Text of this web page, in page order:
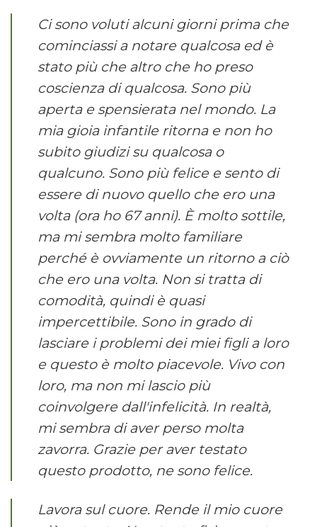
Ci sono voluti alcuni giorni prima che
cominciassi a notare qualcosa ed è
stato più che altro che ho preso
coscienza di qualcosa. Sono più
aperta e spensierata nel mondo. La
mia gioia infantile ritorna e non ho
subito giudizi su qualcosa o
qualcuno. Sono più felice e sento di
essere di nuovo quello che ero una
volta (ora ho 67 anni). È molto sottile,
ma mi sembra molto familiare
perché è ovviamente un ritorno a ciò
che ero una volta. Non si tratta di
comodità, quindi è quasi
impercettibile. Sono in grado di
lasciare i problemi dei miei figli a loro
e questo è molto piacevole. Vivo con
loro, ma non mi lascio più
coinvolgere dall'infelicità. In realtà,
mi sembra di aver perso molta
zavorra. Grazie per aver testato
questo prodotto, ne sono felice.
Lavora sul cuore. Rende il mio cuore